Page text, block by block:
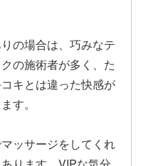
の場合は、巧みなテ
の施術者が多く、た
キとは違った快感が
す。
マッサージをしてくれ